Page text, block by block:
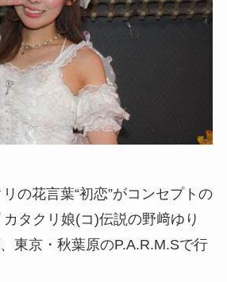
の花言葉“初恋”がコンセプトの
タクリ娘(コ)伝説の野﨑ゆり
東京・秋葉原のP.A.R.M.Sで行